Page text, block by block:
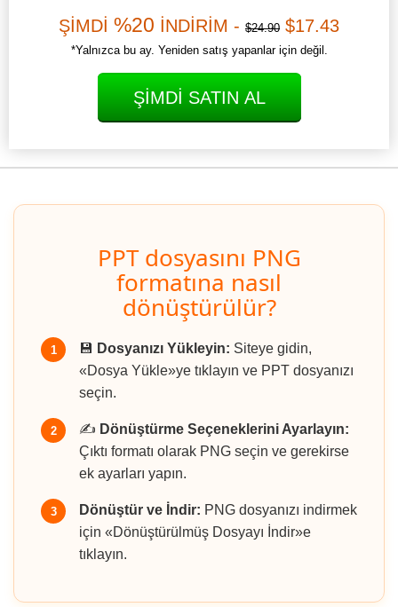
ŞİMDİ %20 İNDİRİM - $24.90 $17.43
*Yalnızca bu ay. Yeniden satış yapanlar için değil.
ŞIMDI SATIN AL
PPT dosyasını PNG
formatına nasıl
dönüştürülür?
1 💾 Dosyanızı Yükleyin: Siteye gidin,
«Dosya Yükle»ye tıklayın ve PPT dosyanızı
seçin.
2 ✍️ Dönüştürme Seçeneklerini Ayarlayın:
Çıktı formatı olarak PNG seçin ve gerekirse
ek ayarları yapın.
3 Dönüştür ve İndir: PNG dosyanızı indirmek
için «Dönüştürülmüş Dosyayı İndir»e
tıklayın.